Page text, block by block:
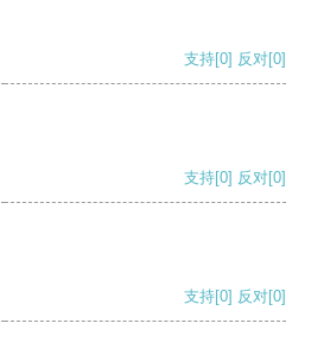
支持[0] 反对[0]
支持[0] 反对[0]
支持[0] 反对[0]